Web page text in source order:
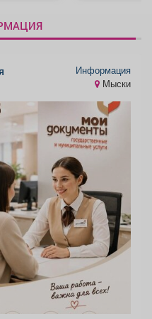
Информация
Мыски